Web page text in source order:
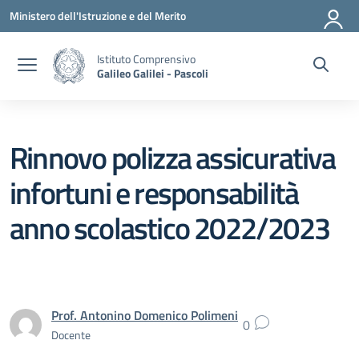
Vai ai contenuti
Vai al menu di navigazione
Vai al footer
Ministero dell'Istruzione e del Merito
Istituto Comprensivo
Galileo Galilei - Pascoli
Rinnovo polizza assicurativa
infortuni e responsabilità
anno scolastico 2022/2023
Prof. Antonino Domenico Polimeni
Docente 0